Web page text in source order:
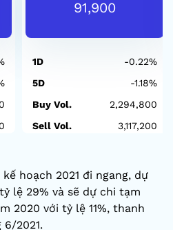
91,900
1D
-0.22%
5D
-1.18%
Buy Vol.
2,294,800
Sell Vol.
3,117,200
hoạch 2021 đi ngang, dự
lệ 29% và sẽ dự chi tạm
2020 với tỷ lệ 11%, thanh
2021.